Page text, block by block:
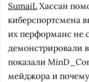
SumaiLХассан
киберспортсмена
их перформанс не
демонстрировали
показали
мейджора и